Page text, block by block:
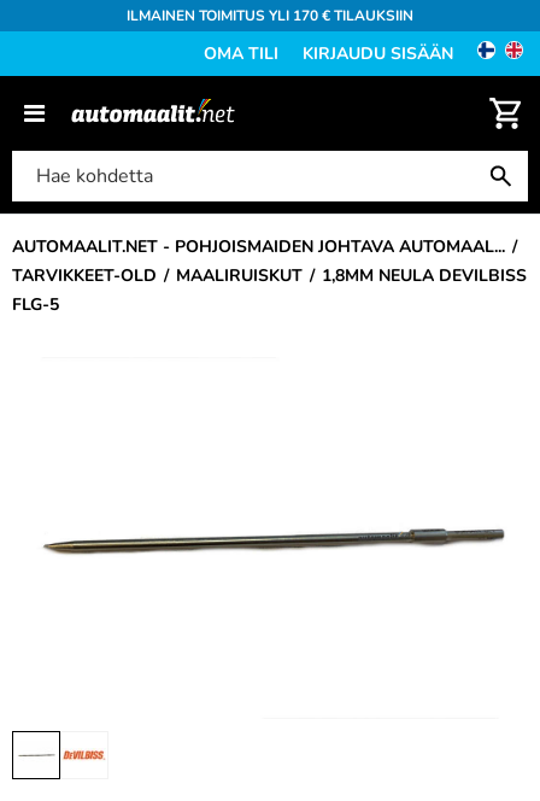
ILMAINEN TOIMITUS YLI 170 € TILAUKSIIN
OMA TILI KIRJAUDU SISÄÄN
AUTOMAALIT.NET - POHJOISMAIDEN JOHTAVA AUTOMAAL...
TARVIKKEET-OLD
MAALIRUISKUT
1,8MM NEULA DEVILBISS
FLG-5